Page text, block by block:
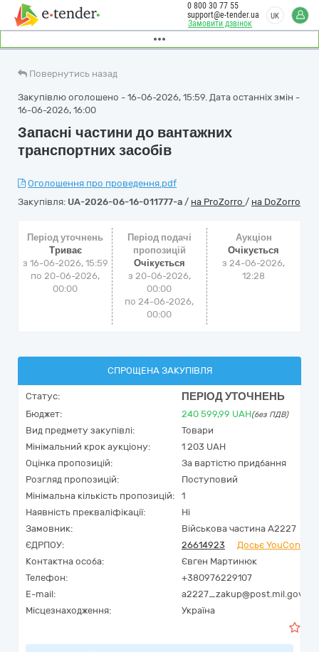
Замовити дзвінок
0 800 30 77 55
support@e-tender.ua
UK
Повернутись назад
Закупівлю оголошено - 16-06-2026, 15:59. Дата останніх змін -
16-06-2026, 16:00
Запасні частини до вантажних
транспортних засобів
Оголошення про проведення.pdf
Закупівля: UA-2026-06-16-011777-a / на ProZorro / на DoZorro
Період уточнень
Триває
з 16-06-2026, 15:59
по 20-06-2026,
00:00
Період подачі
пропозицій
Очікується
з 20-06-2026,
00:00
по 24-06-2026,
00:00
Аукціон
Очікується
з24-06-2026,
12:28
СПРОЩЕНА ЗАКУПІВЛЯ
Статус: ПЕРІОД УТОЧНЕНЬ
Бюджет: 240 599,99 UAH(без ПДВ)
Вид предмету закупівлі:
Товари
Мінімальний крок аукціону:
1 203 UAH
Оцінка пропозицій:
За вартістю придбання
Розгляд пропозицій:
Поступовий
Мінімальна кількість пропозицій:
1
Наявність прекваліфікації:
Ні
Замовник:
Військова частина А2227
ЄДРПОУ:
26614923
Досьє YouControl
Контактна особа:
Євген Мартинюк
Телефон:
+380976229107
E-mail:
a2227_zakup@post.mil.gov.ua
Місцезнаходження:
Україна